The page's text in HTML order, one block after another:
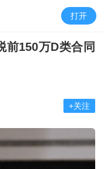
打开
前150万D类合同
+关注